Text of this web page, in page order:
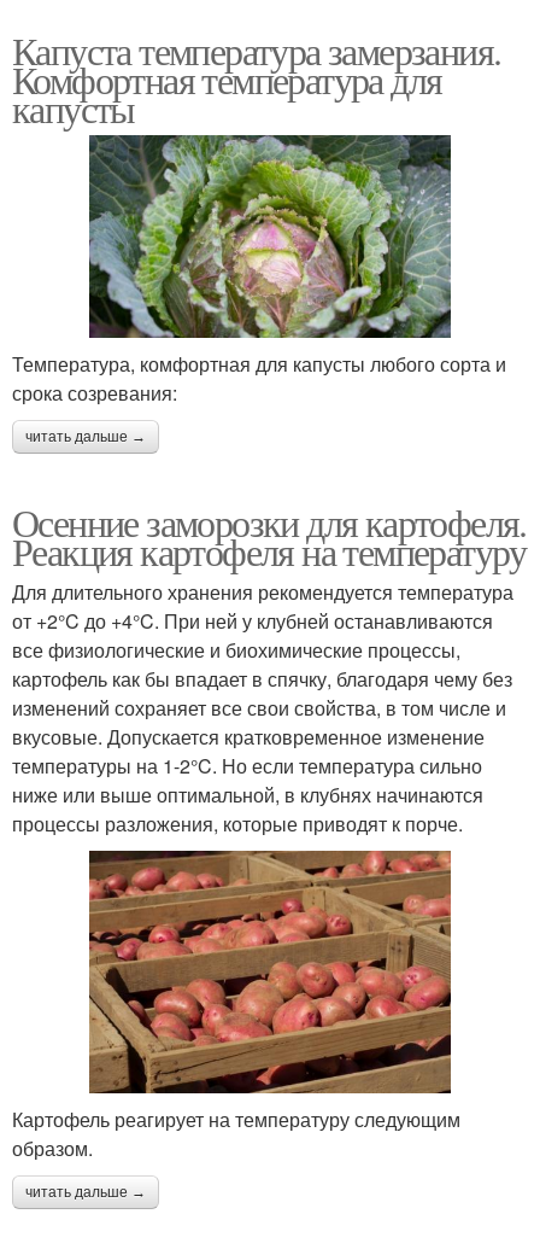
Капуста температура замерзания.
Комфортная температура для
капусты
Температура, комфортная для капусты любого сорта и
срока созревания:
читать дальше →
Осенние заморозки для картофеля.
Реакция картофеля на температуру
Для длительного хранения рекомендуется температура
от +2°C до +4°C. При ней у клубней останавливаются
все физиологические и биохимические процессы,
картофель как бы впадает в спячку, благодаря чему без
изменений сохраняет все свои свойства, в том числе и
вкусовые. Допускается кратковременное изменение
температуры на 1-2°C. Но если температура сильно
ниже или выше оптимальной, в клубнях начинаются
процессы разложения, которые приводят к порче.
Картофель реагирует на температуру следующим
образом.
читать дальше →